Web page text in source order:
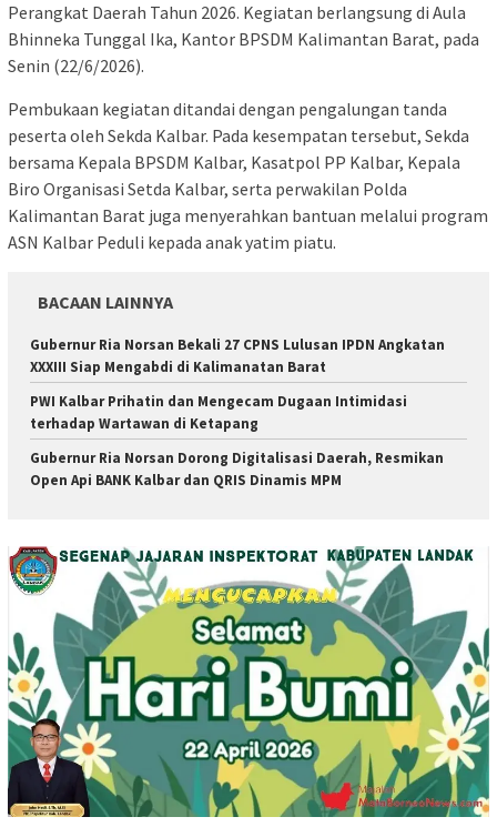
Perangkat Daerah Tahun 2026. Kegiatan berlangsung di Aula
Bhinneka Tunggal Ika, Kantor BPSDM Kalimantan Barat, pada
Senin (22/6/2026).
Pembukaan kegiatan ditandai dengan pengalungan tanda
peserta oleh Sekda Kalbar. Pada kesempatan tersebut, Sekda
bersama Kepala BPSDM Kalbar, Kasatpol PP Kalbar, Kepala
Biro Organisasi Setda Kalbar, serta perwakilan Polda
Kalimantan Barat juga menyerahkan bantuan melalui program
ASN Kalbar Peduli kepada anak yatim piatu.
BACAAN LAINNYA
Gubernur Ria Norsan Bekali 27 CPNS Lulusan IPDN Angkatan
XXXIII Siap Mengabdi di Kalimanatan Barat
PWI Kalbar Prihatin dan Mengecam Dugaan Intimidasi
terhadap Wartawan di Ketapang
Gubernur Ria Norsan Dorong Digitalisasi Daerah, Resmikan
Open Api BANK Kalbar dan QRIS Dinamis MPM